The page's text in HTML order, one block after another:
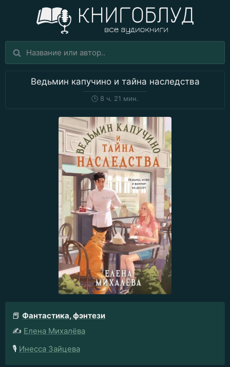
Ведьмин капучино и тайна наследства
🕒 8 ч. 21 мин.
📕 Фантастика, фэнтези
✍️ Елена Михалёва
🎙️ Инесса Зайцева